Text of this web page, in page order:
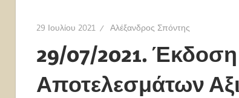
29 Ιουλίου 2021 Αλέξανδρος Σπόντης
29/07/2021.
Αποτελεσμάτων